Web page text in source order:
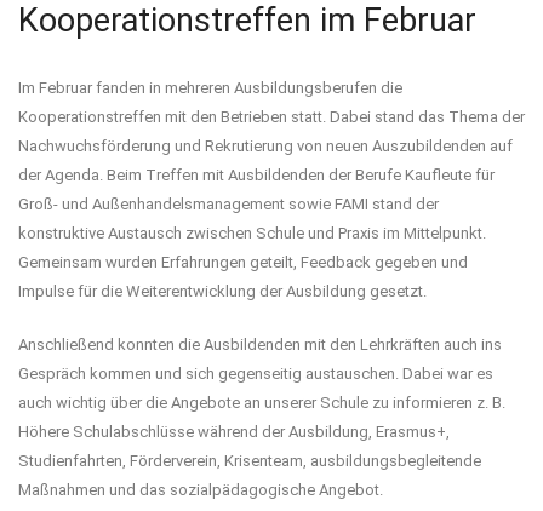
Kooperationstreffen im Februar
Im Februar fanden in mehreren Ausbildungsberufen die
Kooperationstreffen mit den Betrieben statt. Dabei stand das Thema der
Nachwuchsförderung und Rekrutierung von neuen Auszubildenden auf
der Agenda. Beim Treffen mit Ausbildenden der Berufe Kaufleute für
Groß- und Außenhandelsmanagement sowie FAMI stand der
konstruktive Austausch zwischen Schule und Praxis im Mittelpunkt.
Gemeinsam wurden Erfahrungen geteilt, Feedback gegeben und
Impulse für die Weiterentwicklung der Ausbildung gesetzt.
Anschließend konnten die Ausbildenden mit den Lehrkräften auch ins
Gespräch kommen und sich gegenseitig austauschen. Dabei war es
auch wichtig über die Angebote an unserer Schule zu informieren z. B.
Höhere Schulabschlüsse während der Ausbildung, Erasmus+,
Studienfahrten, Förderverein, Krisenteam, ausbildungsbegleitende
Maßnahmen und das sozialpädagogische Angebot.